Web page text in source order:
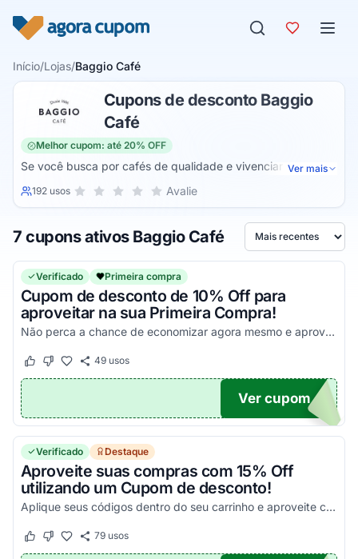
Início/Lojas/Baggio Café
Cupons de desconto Baggio
Café
Melhor cupom: até 20% OFF
Se você busca por cafés de qualidade e vivenciar uma
experiencia de sabor única, jamais vista antes, a Baggio
certamente será capaz de lhe fornecer uma experiência
simplesmente incrível, tanto através da incrível qualidade
dos seus produtos quanto através dos seus excelentes
valores conseguidos com um Cupom de desconto que você
encontra somente aqui!
Ver mais
192 usosSua nota para Baggio Café, de 1 a 5 estrelas
5 estrelas
4 estrelas
3 estrelas
2 estrelas
1 estrela Avalie
7 cupons ativos Baggio Café Ordenar por
Verificado Primeira compra
Cupom de desconto de 10% Off para
aproveitar na sua Primeira Compra!
Não perca a chance de economizar agora mesmo e aproveite com vantagens simplesmente incríveis!
Este cupom funcionou
Este cupom não funcionou
49usos
RA10
Ver cupom
Verificado Destaque
Aproveite suas compras com 15% Off
utilizando um Cupom de desconto!
Aplique seus códigos dentro do seu carrinho e aproveite com os melhores descontos!
Este cupom funcionou
Este cupom não funcionou
79usos